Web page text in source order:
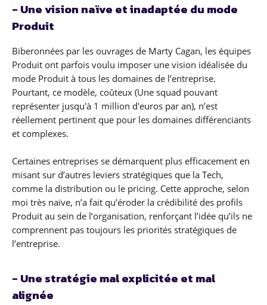
- Une vision naïve et inadaptée du mode
Produit
Biberonnées par les ouvrages de Marty Cagan, les équipes
Produit ont parfois voulu imposer une vision idéalisée du
mode Produit à tous les domaines de l’entreprise.
Pourtant, ce modèle, coûteux (Une squad pouvant
représenter jusqu'à 1 million d'euros par an), n’est
réellement pertinent que pour les domaines différenciants
et complexes.
Certaines entreprises se démarquent plus efficacement en
misant sur d’autres leviers stratégiques que la Tech,
comme la distribution ou le pricing. Cette approche, selon
moi très naïve, n’a fait qu’éroder la crédibilité des profils
Produit au sein de l’organisation, renforçant l’idée qu’ils ne
comprennent pas toujours les priorités stratégiques de
l’entreprise.
- Une stratégie mal explicitée et mal
alignée